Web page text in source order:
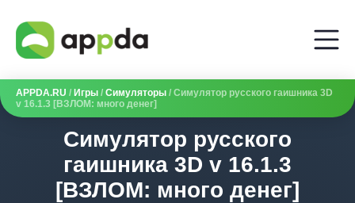
APPDA.RU / Игры / Симуляторы / Симулятор русского гаишника 3D
v 16.1.3 [ВЗЛОМ: много денег]
Симулятор русского
гаишника 3D v 16.1.3
[ВЗЛОМ: много денег]